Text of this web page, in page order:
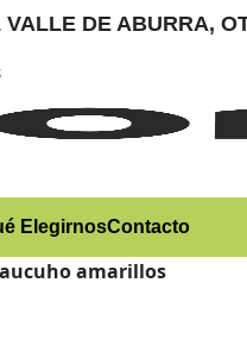
DE ABURRA,
ElegirnosContacto
amarillos